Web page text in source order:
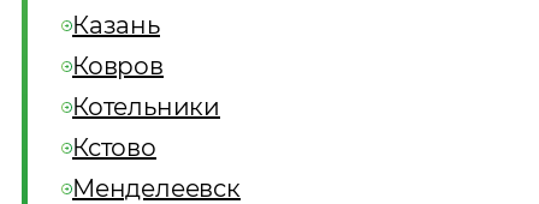
Казань
Ковров
Котельники
Кстово
Менделеевск